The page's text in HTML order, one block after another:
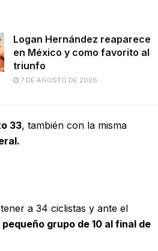
Logan Hernández reaparece
en México y como favorito al
triunfo
7 DE AGOSTO DE 2026
33, también con la misma
a 34 ciclistas y ante el
pequeño grupo de 10 al final de